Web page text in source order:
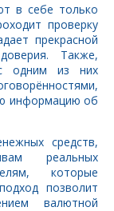
в себе только
проверку
прекрасной
Также,
одним из них
информацию об
средств,
реальных
которые
позволит
валютной